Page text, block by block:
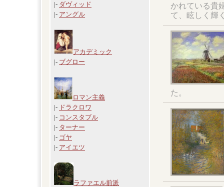
|- ダヴィッド
|- アングル
アカデミック
|- ブグロー
ロマン主義
|- ドラクロワ
|- コンスタブル
|- ターナー
|- ゴヤ
|- アイエツ
ラファエル前派
かれている貴
て、眩しく輝
た。